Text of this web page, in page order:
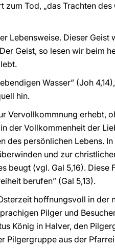
zum Tod, „das Trachten des
Lebensweise. Dieser Geist
Geist, so lesen wir beim
Wasser” (Joh
hin.
Vervollkommnung erhebt,
der Vollkommenheit der
des persönlichen Lebens.
und zur
beugt (vgl. Gal 5,16). Diese
berufen” (Gal 5,13).
hoffnungsvoll in der
Pilger und
König in Halver, den
Pilgergruppe aus der